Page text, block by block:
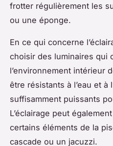
frotter régulièrement les
ou une éponge.
En ce qui concerne
choisir des luminaires qui
l’environnement intérieur
être résistants à l’eau et à
suffisamment puissants
L’éclairage peut
certains éléments de la
cascade ou un jacuzzi.